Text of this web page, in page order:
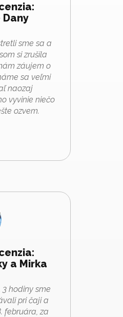
Dany
sme sa a
si zrušila
záujem o
sa veľmi
naozaj
vyvinie niečo
ozvem.
a Mirka
hodiny sme
pri čaji a
februára, za